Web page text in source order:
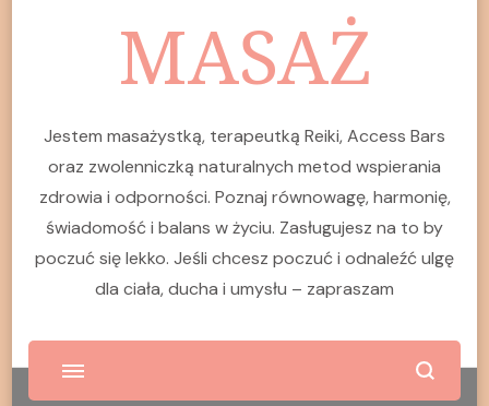
MASAŻ
Jestem masażystką, terapeutką Reiki, Access Bars
oraz zwolenniczką naturalnych metod wspierania
zdrowia i odporności. Poznaj równowagę, harmonię,
świadomość i balans w życiu. Zasługujesz na to by
poczuć się lekko. Jeśli chcesz poczuć i odnaleźć ulgę
dla ciała, ducha i umysłu – zapraszam